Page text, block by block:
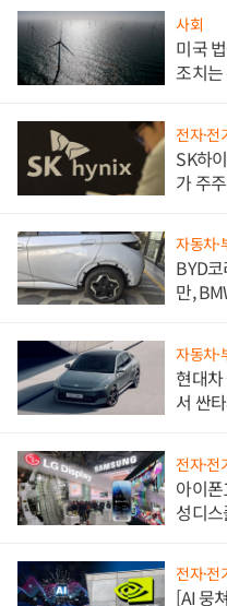
사회
미국
조치
전자·전
SK하
가 주
자동차·
BYD
만,
자동차·
현대
서 싼
전자·전
아이
성디
전자·전
[AI 뭉